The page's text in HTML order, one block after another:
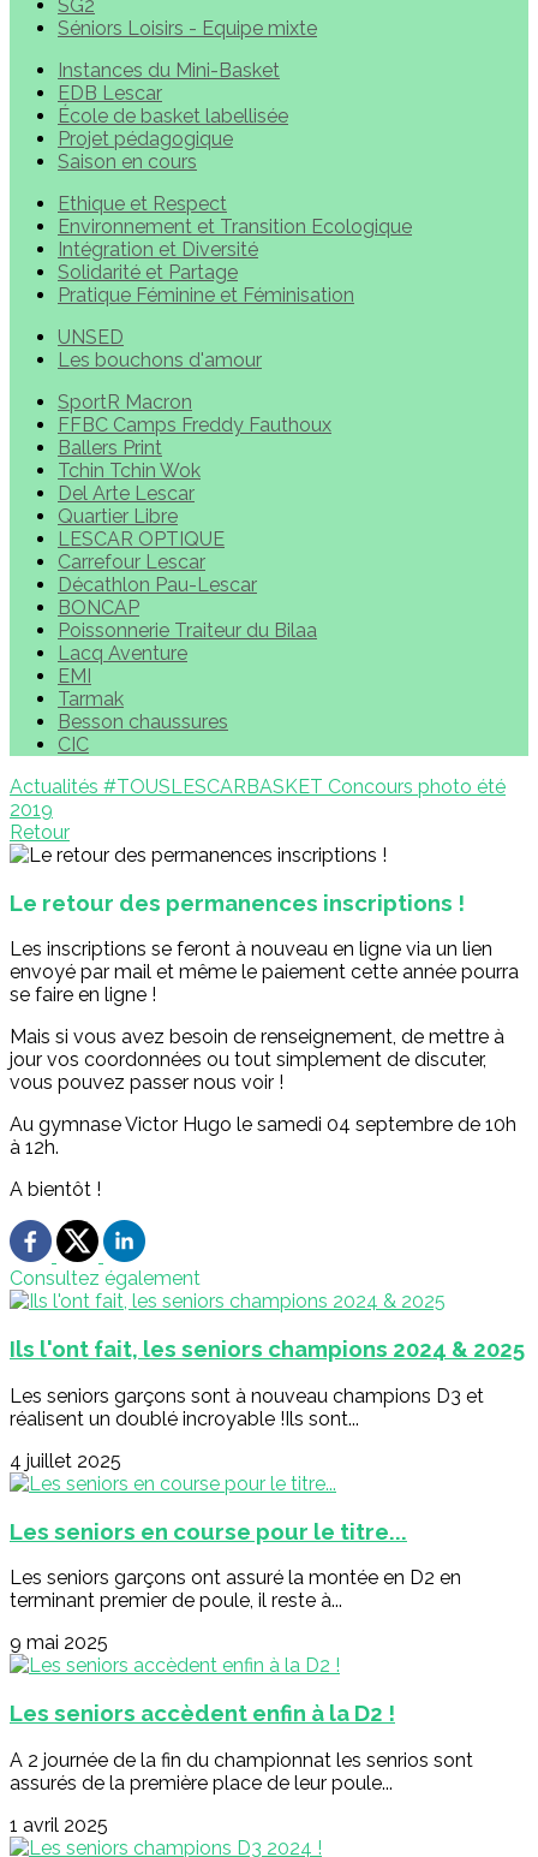
SG2
Séniors Loisirs - Equipe mixte
Instances du Mini-Basket
EDB Lescar
École de basket labellisée
Projet pédagogique
Saison en cours
Ethique et Respect
Environnement et Transition Ecologique
Intégration et Diversité
Solidarité et Partage
Pratique Féminine et Féminisation
UNSED
Les bouchons d'amour
SportR Macron
FFBC Camps Freddy Fauthoux
Ballers Print
Tchin Tchin Wok
Del Arte Lescar
Quartier Libre
LESCAR OPTIQUE
Carrefour Lescar
Décathlon Pau-Lescar
BONCAP
Poissonnerie Traiteur du Bilaa
Lacq Aventure
EMI
Tarmak
Besson chaussures
CIC
Actualités #TOUSLESCARBASKET Concours photo été
2019
Retour
Le retour des permanences inscriptions !
Les inscriptions se feront à nouveau en ligne via un lien
envoyé par mail et même le paiement cette année pourra
se faire en ligne !
Mais si vous avez besoin de renseignement, de mettre à
jour vos coordonnées ou tout simplement de discuter,
vous pouvez passer nous voir !
Au gymnase Victor Hugo le samedi 04 septembre de 10h
à 12h.
A bientôt !
Consultez également
Ils l'ont fait, les seniors champions 2024 & 2025
Les seniors garçons sont à nouveau champions D3 et
réalisent un doublé incroyable !Ils sont...
4 juillet 2025
Les seniors en course pour le titre...
Les seniors garçons ont assuré la montée en D2 en
terminant premier de poule, il reste à...
9 mai 2025
Les seniors accèdent enfin à la D2 !
A 2 journée de la fin du championnat les senrios sont
assurés de la première place de leur poule...
1 avril 2025